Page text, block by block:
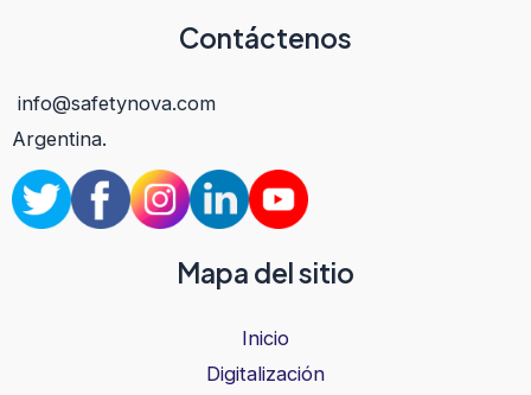
Contáctenos
info@safetynova.com
Argentina.
Mapa del sitio
Inicio
Digitalización